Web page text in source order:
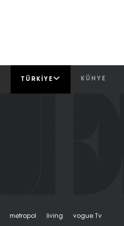
TÜRKIYE KÜNYE
Metropol Living Vogue Tv